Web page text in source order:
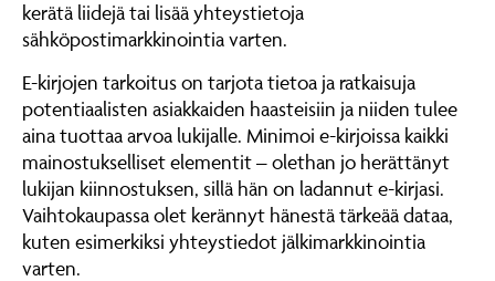
kerätä liidejä tai lisää yhteystietoja
sähköpostimarkkinointia varten.
E-kirjojen tarkoitus on tarjota tietoa ja ratkaisuja
potentiaalisten asiakkaiden haasteisiin ja niiden tulee
aina tuottaa arvoa lukijalle. Minimoi e-kirjoissa kaikki
mainostukselliset elementit – olethan jo herättänyt
lukijan kiinnostuksen, sillä hän on ladannut e-kirjasi.
Vaihtokaupassa olet kerännyt hänestä tärkeää dataa,
kuten esimerkiksi yhteystiedot jälkimarkkinointia
varten.